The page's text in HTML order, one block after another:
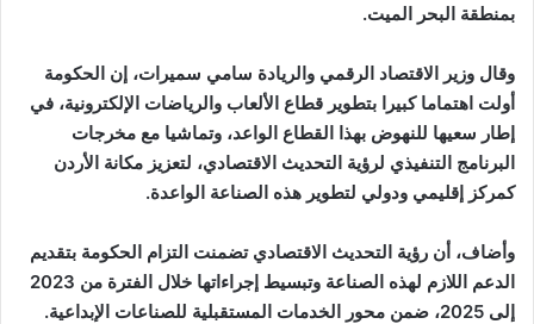
بمنطقة البحر الميت.
وقال وزير الاقتصاد الرقمي والريادة سامي سميرات، إن الحكومة
أولت اهتماما كبيرا بتطوير قطاع الألعاب والرياضات الإلكترونية، في
إطار سعيها للنهوض بهذا القطاع الواعد، وتماشيا مع مخرجات
البرنامج التنفيذي لرؤية التحديث الاقتصادي، لتعزيز مكانة الأردن
كمركز إقليمي ودولي لتطوير هذه الصناعة الواعدة.
وأضاف، أن رؤية التحديث الاقتصادي تضمنت التزام الحكومة بتقديم
الدعم اللازم لهذه الصناعة وتبسيط إجراءاتها خلال الفترة من 2023
إلى 2025، ضمن محور الخدمات المستقبلية للصناعات الإبداعية.